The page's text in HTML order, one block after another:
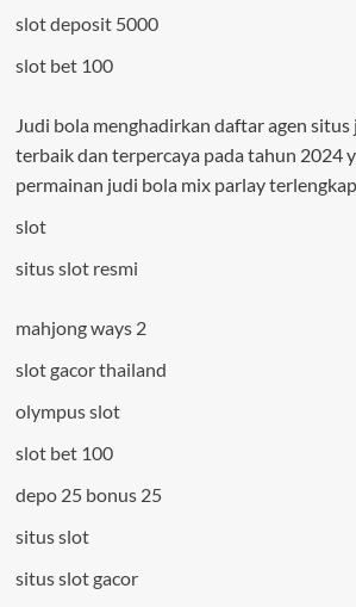
slot deposit 5000
slot bet 100
Judi bola menghadirkan daftar agen situs
terbaik dan terpercaya pada tahun 2024
permainan judi bola mix parlay
slot
situs slot resmi
mahjong ways 2
slot gacor thailand
olympus slot
slot bet 100
depo 25 bonus 25
situs slot
situs slot gacor